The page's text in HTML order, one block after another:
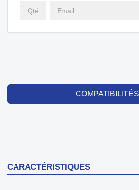
COMPATIBILITÉS
CARACTÉRISTIQUES